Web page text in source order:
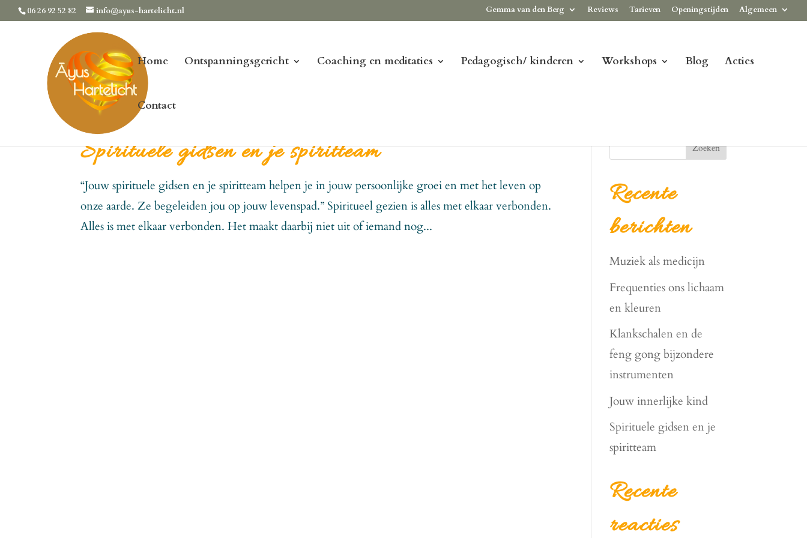
06 26 92 52 82 info@ayus-hartelicht.nl Gemma van den Berg Reviews Tarieven Openingstijden Algemeen
Home Ontspanningsgericht Coaching en meditaties Pedagogisch/ kinderen Workshops Blog Acties
Contact
Spirituele gidsen en je spiritteam
“Jouw spirituele gidsen en je spiritteam helpen je in jouw persoonlijke groei en met het leven op
onze aarde. Ze begeleiden jou op jouw levenspad.” Spiritueel gezien is alles met elkaar verbonden.
Alles is met elkaar verbonden. Het maakt daarbij niet uit of iemand nog...
Zoeken
Recente
berichten
Muziek als medicijn
Frequenties ons lichaam
en kleuren
Klankschalen en de
feng gong bijzondere
instrumenten
Jouw innerlijke kind
Spirituele gidsen en je
spiritteam
Recente
reacties